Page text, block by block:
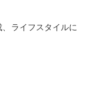
、ライフスタイルに